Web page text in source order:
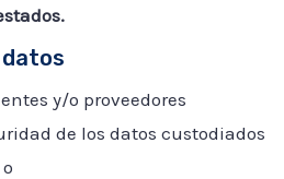
y/o proveedores
de los datos custodiados